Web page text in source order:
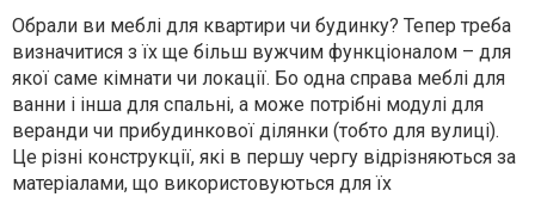
Обрали ви меблі для квартири чи будинку? Тепер треба
визначитися з їх ще більш вужчим функціоналом – для
якої саме кімнати чи локації. Бо одна справа меблі для
ванни і інша для спальні, а може потрібні модулі для
веранди чи прибудинкової ділянки (тобто для вулиці).
Це різні конструкції, які в першу чергу відрізняються за
матеріалами, що використовуються для їх